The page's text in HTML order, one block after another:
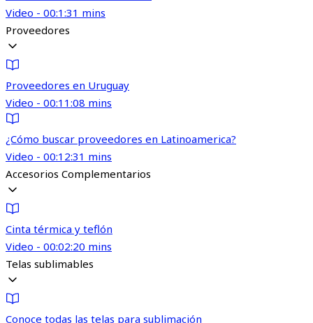
Video - 00:1:31 mins
Proveedores
Proveedores en Uruguay
Video - 00:11:08 mins
¿Cómo buscar proveedores en Latinoamerica?
Video - 00:12:31 mins
Accesorios Complementarios
Cinta térmica y teflón
Video - 00:02:20 mins
Telas sublimables
Conoce todas las telas para sublimación